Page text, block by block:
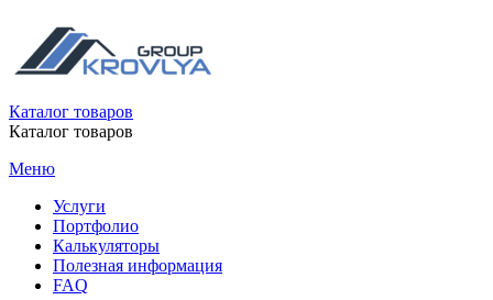
Каталог товаров
Каталог товаров
Меню
Услуги
Портфолио
Калькуляторы
Полезная информация
FAQ